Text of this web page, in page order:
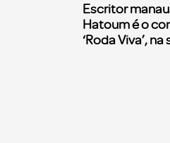
Escritor
Hatoum é o
‘Roda Viva’,